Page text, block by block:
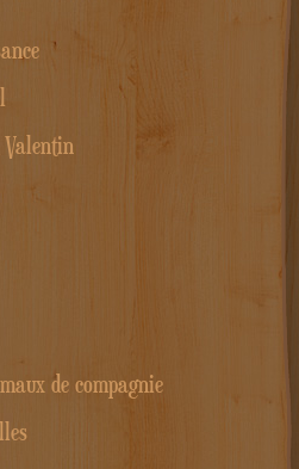
de compagnie